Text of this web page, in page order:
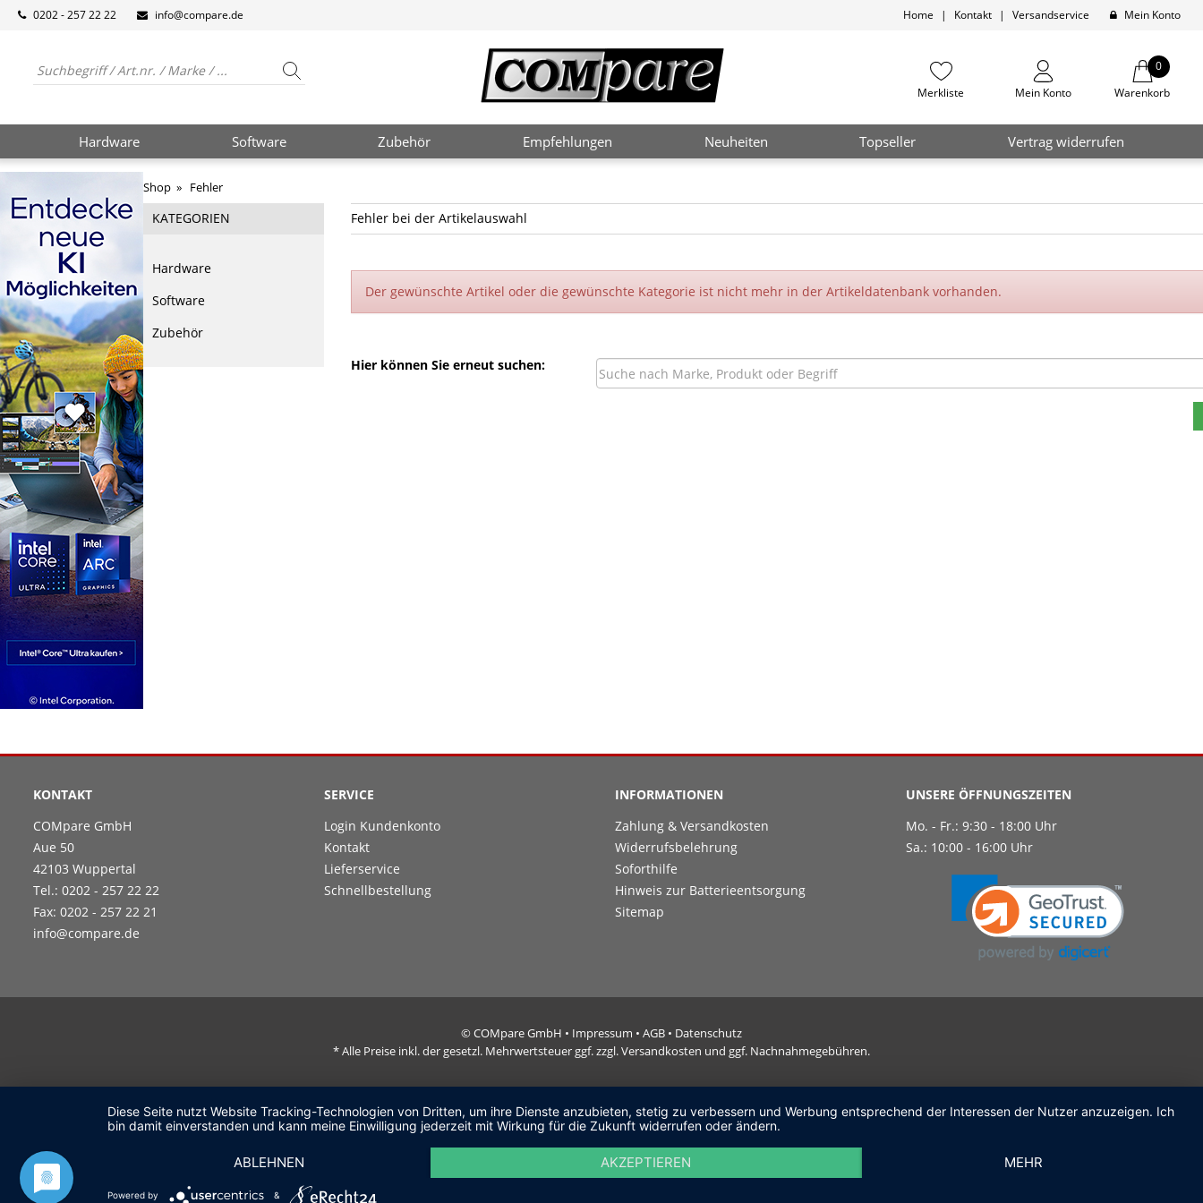
0202 - 257 22 22 info@compare.de Home | Kontakt | Versandservice Mein Konto
Merkliste Mein Konto
0
Warenkorb
Hardware Software Zubehör Empfehlungen Neuheiten Topseller Vertrag widerrufen
Shop » Fehler
KATEGORIEN Fehler bei der Artikelauswahl
Hardware
Software
Zubehör
Der gewünschte Artikel oder die gewünschte Kategorie ist nicht mehr in der Artikeldatenbank vorhanden.
Hier können Sie erneut suchen:
KONTAKT
COMpare GmbH
Aue 50
42103 Wuppertal
Tel.: 0202 - 257 22 22
Fax: 0202 - 257 22 21
info@compare.de
SERVICE
Login Kundenkonto
Kontakt
Lieferservice
Schnellbestellung
INFORMATIONEN
Zahlung & Versandkosten
Widerrufsbelehrung
Soforthilfe
Hinweis zur Batterieentsorgung
Sitemap
UNSERE ÖFFNUNGSZEITEN
Mo. - Fr.: 9:30 - 18:00 Uhr
Sa.: 10:00 - 16:00 Uhr
© COMpare GmbH • Impressum • AGB • Datenschutz
* Alle Preise inkl. der gesetzl. Mehrwertsteuer ggf. zzgl. Versandkosten und ggf. Nachnahmegebühren.
Diese Seite nutzt Website Tracking-Technologien von Dritten, um ihre Dienste anzubieten, stetig zu verbessern und Werbung entsprechend der Interessen der Nutzer anzuzeigen. Ich
bin damit einverstanden und kann meine Einwilligung jederzeit mit Wirkung für die Zukunft widerrufen oder ändern.
ABLEHNEN AKZEPTIEREN MEHR
Powered by &